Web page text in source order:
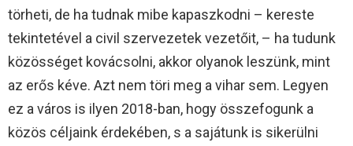
törheti, de ha tudnak mibe kapaszkodni – kereste
tekintetével a civil szervezetek vezetőit, – ha tudunk
közösséget kovácsolni, akkor olyanok leszünk, mint
az erős kéve. Azt nem töri meg a vihar sem. Legyen
ez a város is ilyen 2018-ban, hogy összefogunk a
közös céljaink érdekében, s a sajátunk is sikerülni